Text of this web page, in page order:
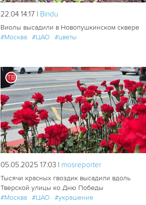
116
22.04 14:17 | Bindu
Виолы высадили в Новопушкинском сквере
#Москва #ЦАО #цветы
ТВ
05.05.2025 17:03 | mosreporter
Тысячи красных гвоздик высадили вдоль
Тверской улицы ко Дню Победы
#Москва #ЦАО #украшение